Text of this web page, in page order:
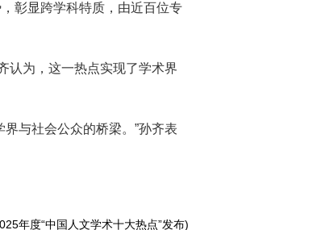
彰显跨学科特质，由近百位专
认为，这一热点实现了学术界
与社会公众的桥梁。”孙齐表
年度“中国人文学术十大热点”发布)